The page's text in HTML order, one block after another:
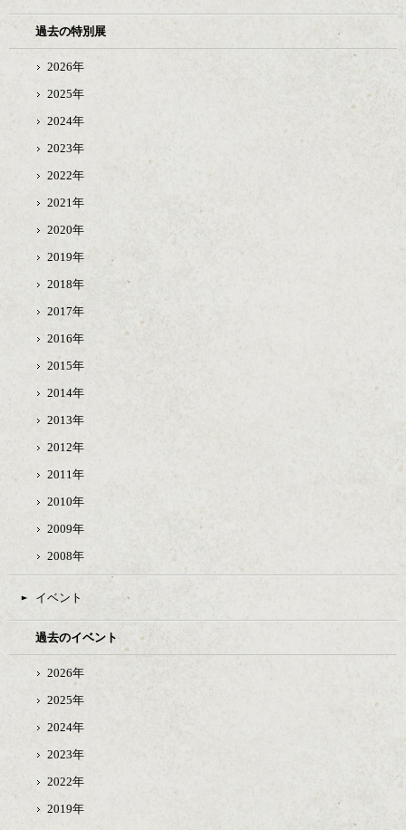
過去の特別展
2026年
2025年
2024年
2023年
2022年
2021年
2020年
2019年
2018年
2017年
2016年
2015年
2014年
2013年
2012年
2011年
2010年
2009年
2008年
イベント
過去のイベント
2026年
2025年
2024年
2023年
2022年
2019年